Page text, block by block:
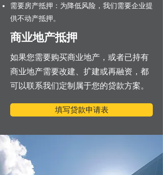
需要房产抵押：为降低风险，我们需要企业提
供不动产抵押。
商业地产抵押
如果您需要购买商业地产，或者已持有
商业地产需要改建、扩建或再融资，都
可以联系我们定制属于您的贷款方案。
填写贷款申请表